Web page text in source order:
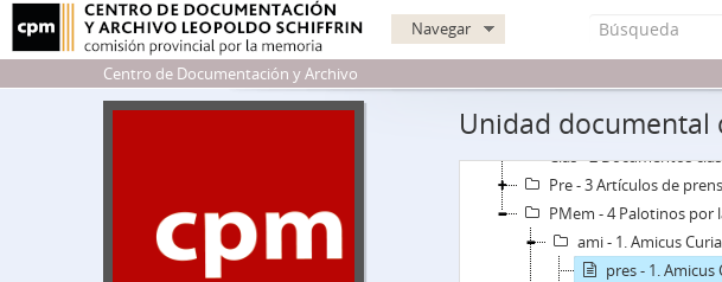
Navegar
Centro de Documentación y Archivo
Unidad documental
Leg - 1 Legajos
Clas - 2 Documentos
Pre - 3 Artículos de
PMem - 4 Palotinos por
ami - 1. Amicus
pres - 1.